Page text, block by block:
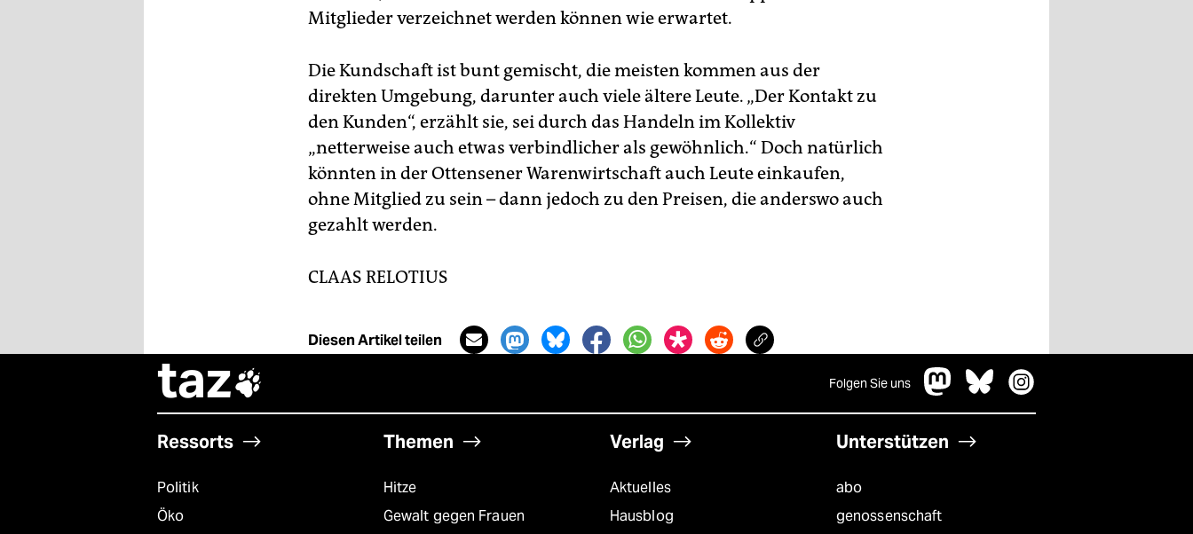
Mitglieder verzeichnet werden können wie erwartet.
Die Kundschaft ist bunt gemischt, die meisten kommen aus der
direkten Umgebung, darunter auch viele ältere Leute. „Der Kontakt zu
den Kunden“, erzählt sie, sei durch das Handeln im Kollektiv
„netterweise auch etwas verbindlicher als gewöhnlich.“ Doch natürlich
könnten in der Ottensener Warenwirtschaft auch Leute einkaufen,
ohne Mitglied zu sein – dann jedoch zu den Preisen, die anderswo auch
gezahlt werden.
CLAAS RELOTIUS
Diesen Artikel teilen
taz Folgen Sie uns
Ressorts
Politik
Öko
Themen
Hitze
Gewalt gegen Frauen
Verlag
Aktuelles
Hausblog
Unterstützen
abo
genossenschaft